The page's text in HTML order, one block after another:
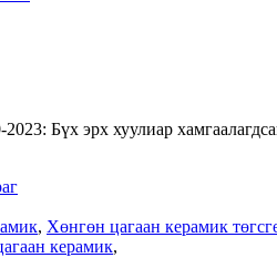
Бүх эрх хуулиар
, Хөнгөн цагаан керамик
керамик,